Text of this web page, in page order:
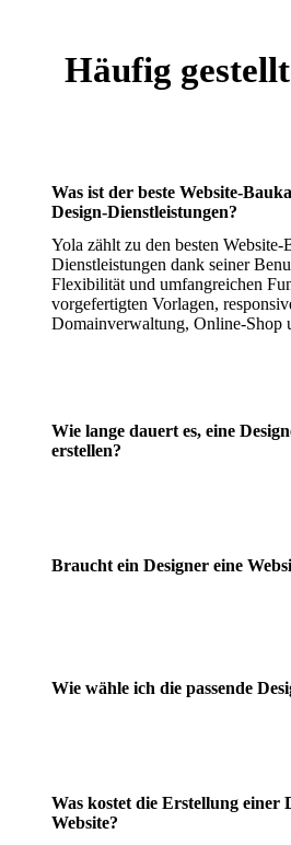
Häufig
Was ist der beste Website-
Design-Dienstleistungen?
Yola zählt zu den besten
Dienstleistungen dank seiner
Flexibilität und umfangreichen
vorgefertigten Vorlagen,
Domainverwaltung, Online-Shop
Wie lange dauert es, eine
erstellen?
Braucht ein Designer eine
Wie wähle ich die passende
Was kostet die Erstellung einer
Website?